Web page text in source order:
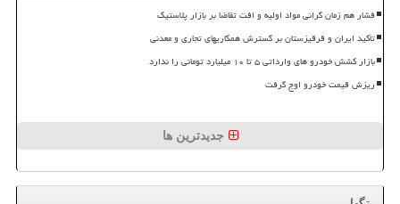
فشار هم زمان گرانی مواد اولیه و افت تقاضا بر بازار پلاستیک
تأکید ایران و قرقیزستان بر گسترش همکاریهای تجاری و معدنی
بازار کشش خودرو های وارداتی ۵ تا ۱۰ میلیارد تومانی را ندارد
ریزش قیمت خودرو اوج گرفت
جدیدترین ها